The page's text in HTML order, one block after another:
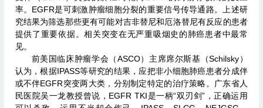
率。EGFR是可刺激肿瘤细胞分裂的重要信号传导通路。上述研
究结果为筛选那些更有可能对吉非替尼和厄洛替尼有反应的患者
提供了重要依据。相关突变在无严重吸烟史的肺癌患者中最常
见。
前美国临床肿瘤学会（ASCO）主席席尔斯基（Schilsky）
认为，根据IPASS等研究的结果，应把非小细胞肺癌患者分成伴
或不伴EGFR突变两大类，分别制定特定的治疗策略。广东省人
民医院吴一龙教授曾说，EGFR TKI是一柄“双刃剑”，正确运用